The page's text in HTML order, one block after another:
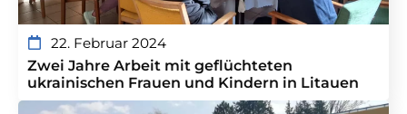
22. Februar 2024
Zwei Jahre Arbeit mit geflüchteten
ukrainischen Frauen und Kindern in Litauen